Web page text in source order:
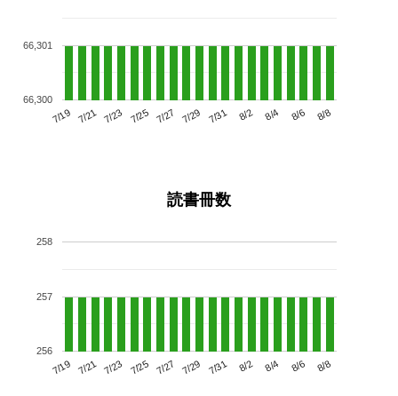
7/19 7/21 7/23 7/25 7/27 7/29 7/31 8/2 8/4 8/6 8/8
66,300
66,301
読書冊数
7/19 7/21 7/23 7/25 7/27 7/29 7/31 8/2 8/4 8/6 8/8
256
257
258